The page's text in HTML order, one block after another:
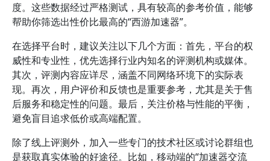
度。这些数据经过严格测试，具有较高的参考价值，能够
帮助你筛选出性价比最高的“西游加速器”。
在选择平台时，建议关注以下几个方面：首先，平台的权
威性和专业性，优先选择行业内知名的评测机构或媒体。
其次，评测内容应详尽，涵盖不同网络环境下的实际表
现。再次，用户评价和反馈也是重要参考，尤其是关于售
后服务和稳定性的问题。最后，关注价格与性能的平衡，
避免盲目追求低价或高端配置。
除了线上评测外，加入一些专门的技术社区或讨论群组也
是获取真实体验的好途径。比如，移动端的“加速器交流